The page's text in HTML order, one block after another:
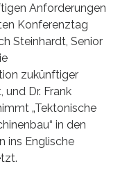
Anforderungen
Konferenztag
Steinhardt, Senior
zukünftiger
Dr. Frank
„Tektonische
in den
ins Englische